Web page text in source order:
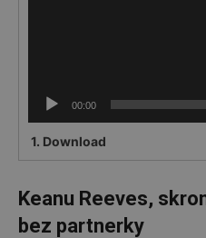
00:00
1. Download
Keanu Reeves,
bez partnerky